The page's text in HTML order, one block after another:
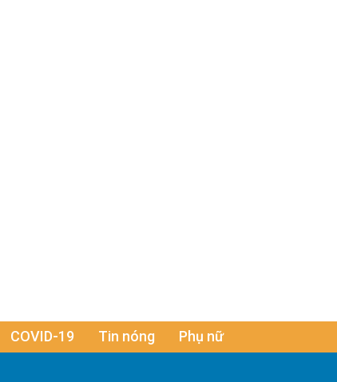
COVID-19 Tin nóng Phụ nữ